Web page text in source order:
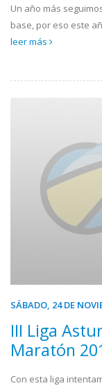
Un año más
base, por eso este
leer más
SÁBADO, 24 DE
III Liga
Maratón
Con esta liga